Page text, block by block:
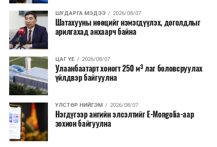
ШУДАРГА МЭДЭЭ 2026/08/07
Шатахууны нөөцийг нэмэгдүүлэх, доголдлыг
арилгахад анхаарч байна
ЦАГ ҮЕ 2026/08/07
Улаанбаатарт хоногт 250 м³ лаг боловсруулах
үйлдвэр байгуулна
УЛСТӨР НИЙГЭМ 2026/08/07
Нэгдүгээр ангийн элсэлтийг E-Mongolia-аар
зохион байгуулна